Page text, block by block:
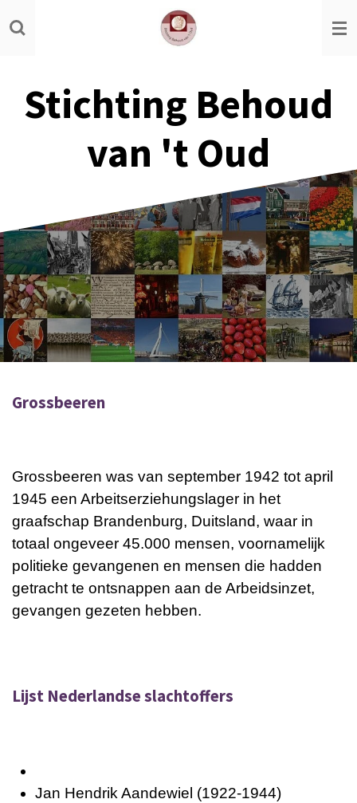
Ga
direct
hoofdinhoud
Stichting Behoud
van 't Oud
Grossbeeren
Grossbeeren was van september 1942 tot april
1945 een Arbeitserziehungslager in het
graafschap Brandenburg, Duitsland, waar in
totaal ongeveer 45.000 mensen, voornamelijk
politieke gevangenen en mensen die hadden
getracht te ontsnappen aan de Arbeidsinzet,
gevangen gezeten hebben.
Lijst Nederlandse slachtoffers
Jan Hendrik Aandewiel (1922-1944)